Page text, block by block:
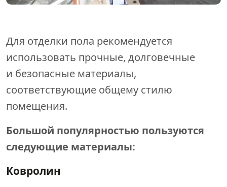
Для отделки пола рекомендуется
использовать прочные, долговечные
и безопасные материалы,
соответствующие общему стилю
помещения.
Большой популярностью пользуются
следующие материалы:
Ковролин